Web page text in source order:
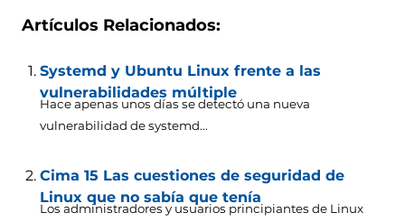
Artículos Relacionados:
Systemd y Ubuntu Linux frente a las
vulnerabilidades múltiple
Hace apenas unos días se detectó una nueva
vulnerabilidad de systemd...
Cima 15 Las cuestiones de seguridad de
Linux que no sabía que tenía
Los administradores y usuarios principiantes de Linux